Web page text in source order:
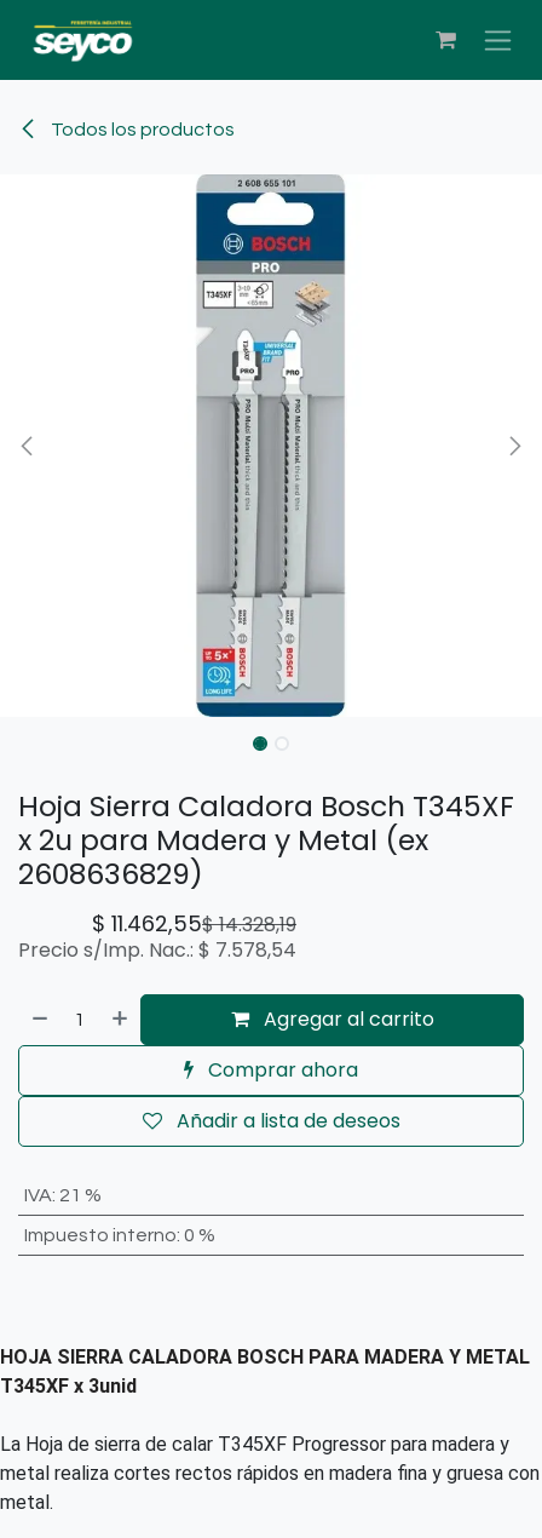
Ir al contenido
Todos los productos
Hoja Sierra Caladora Bosch T345XF
x 2u para Madera y Metal (ex
2608636829)
$ 11.462,55$14.328,19
Precio s/Imp. Nac.: $ 7.578,54
Agregar al carrito
Comprar ahora
Añadir a lista de deseos
IVA: 21 %
Impuesto interno: 0 %
HOJA SIERRA CALADORA BOSCH PARA MADERA Y METAL
T345XF x 3unid
La Hoja de sierra de calar T345XF Progressor para madera y
metal realiza cortes rectos rápidos en madera fina y gruesa con
metal.